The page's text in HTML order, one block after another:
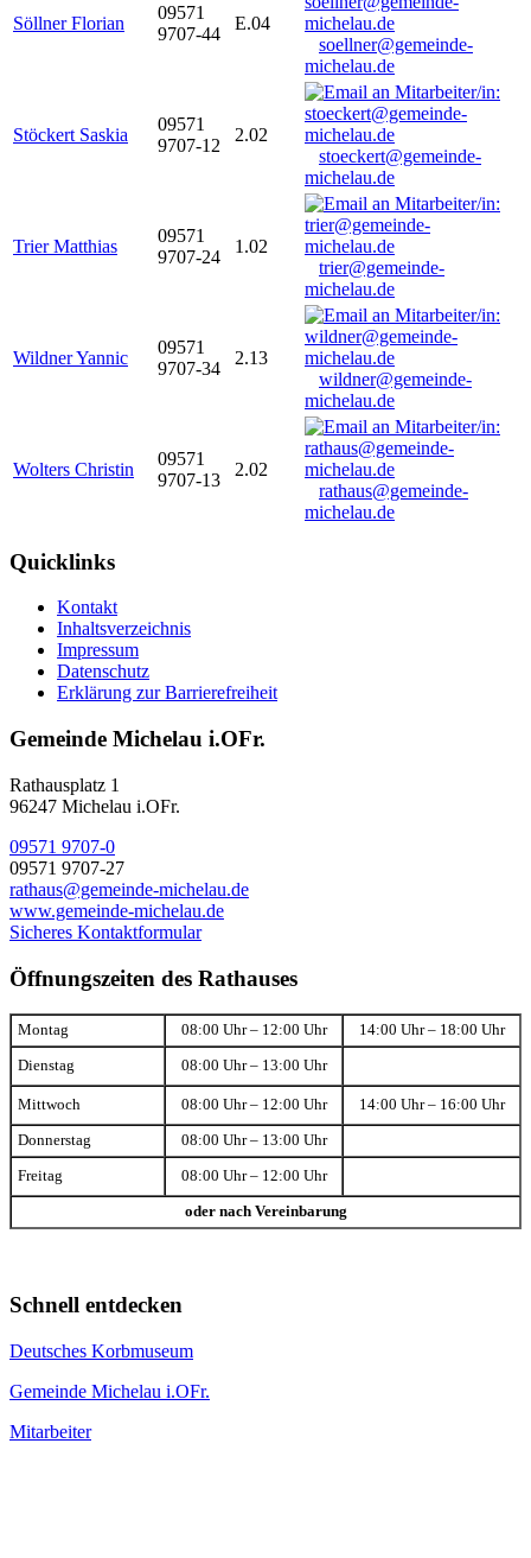
Söllner Florian
09571
9707-44
E.04
soellner@gemeinde-
michelau.de
Stöckert Saskia
09571
9707-12
2.02
stoeckert@gemeinde-
michelau.de
Trier Matthias
09571
9707-24
1.02
trier@gemeinde-
michelau.de
Wildner Yannic
09571
9707-34
2.13
wildner@gemeinde-
michelau.de
Wolters Christin
09571
9707-13
2.02
rathaus@gemeinde-
michelau.de
Quicklinks
Kontakt
Inhaltsverzeichnis
Impressum
Datenschutz
Erklärung zur Barrierefreiheit
Gemeinde Michelau i.OFr.
Rathausplatz 1
96247 Michelau i.OFr.
09571 9707-0
09571 9707-27
rathaus@gemeinde-michelau.de
www.gemeinde-michelau.de
Sicheres Kontaktformular
Öffnungszeiten des Rathauses
Montag 08:00 Uhr – 12:00 Uhr 14:00 Uhr – 18:00 Uhr
Dienstag 08:00 Uhr – 13:00 Uhr
Mittwoch 08:00 Uhr – 12:00 Uhr 14:00 Uhr – 16:00 Uhr
Donnerstag 08:00 Uhr – 13:00 Uhr
Freitag 08:00 Uhr – 12:00 Uhr
oder nach Vereinbarung
Schnell entdecken
Deutsches Korbmuseum
Gemeinde Michelau i.OFr.
Mitarbeiter